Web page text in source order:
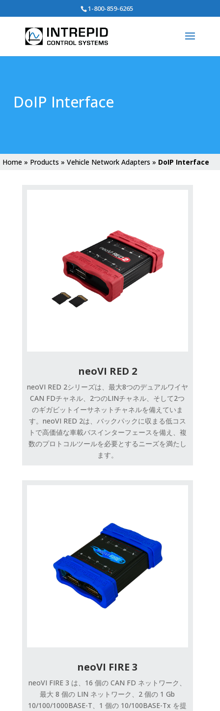
1-800-859-6265
DoIP Interface
Home » Products » Vehicle Network Adapters » DoIP Interface
neoVI RED 2
neoVI RED 2シリーズは、最大8つのデュアルワイヤ
CAN FDチャネル、2つのLINチャネル、そして2つ
のギガビットイーサネットチャネルを備えていま
す。neoVI RED 2は、バックパックに収まる低コス
トで高価値な車載バスインターフェースを備え、複
数のプロトコルツールを必要とするニーズを満たし
ます。
neoVI FIRE 3
neoVI FIRE 3 は、16 個の CAN FD ネットワーク、
最大 8 個の LIN ネットワーク、2 個の 1 Gb
10/100/1000BASE-T、1 個の 10/100BASE-Tx を提